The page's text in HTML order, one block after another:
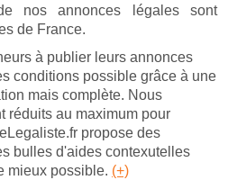
nos annonces légales sont
de France.
à publier leurs annonces
conditions possible grâce à une
mais complète. Nous
réduits au maximum pour
propose des
bulles d'aides contexutelles
mieux possible. (+)